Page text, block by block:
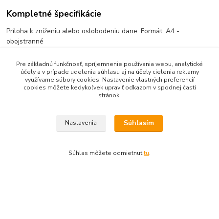
Kompletné špecifikácie
Príloha k zníženiu alebo oslobodeniu dane. Formát: A4 -
obojstranné
Pôvod tovaru
Daňové tlačivá
Pre základnú funkčnosť, spríjemnenie používania webu, analytické
účely a v prípade udelenia súhlasu aj na účely cielenia reklamy
využívame súbory cookies. Nastavenie vlastných preferencií
cookies môžete kedykoľvek upraviť odkazom v spodnej časti
stránok.
Nastavenia Súhlasím
Súhlas môžete odmietnuťtu.